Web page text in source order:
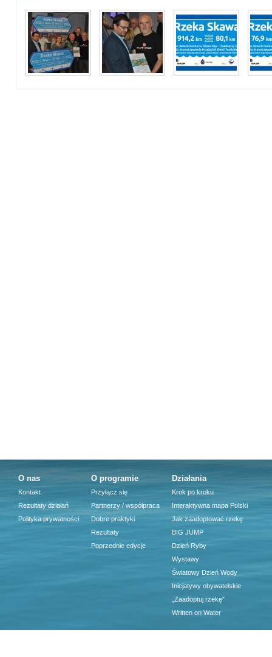
O nas
Kontakt
Rezultaty działań
Polityka prywatności
O programie
Przyłącz się
Partnerzy / współpraca
Dobre praktyki
Rezultaty
Poprzednie edycje
Działania
Krok po kroku
Interaktywna mapa Polski
Jak zaadoptować rzekę
BIG JUMP
Dzień Ryby
Wystawy
Światowy Dzień Wody
Inicjatywy obywatelskie
„Zaadoptuj rzekę”
Written on Water